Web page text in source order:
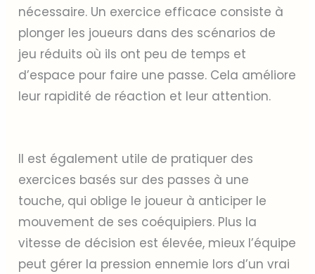
nécessaire. Un exercice efficace consiste à
plonger les joueurs dans des scénarios de
jeu réduits où ils ont peu de temps et
d’espace pour faire une passe. Cela améliore
leur rapidité de réaction et leur attention.
Il est également utile de pratiquer des
exercices basés sur des passes à une
touche, qui oblige le joueur à anticiper le
mouvement de ses coéquipiers. Plus la
vitesse de décision est élevée, mieux l’équipe
peut gérer la pression ennemie lors d’un vrai